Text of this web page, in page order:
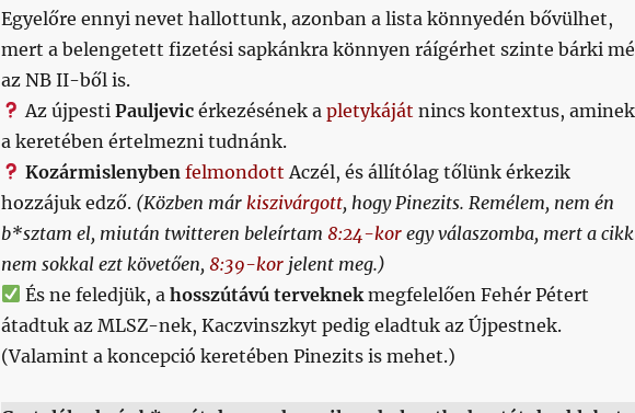
Egyelőre ennyi nevet hallottunk, azonban a lista könnyedén bővülhet,
mert a belengetett fizetési sapkánkra könnyen ráígérhet szinte bárki
az NB II-ből is.
Az újpestiPauljevic érkezésének apletykáját nincs kontextus, aminek
a keretében értelmezni tudnánk.
Kozármislenyben felmondott Aczél, és állítólag tőlünk érkezik
hozzájuk edző. (Közben már kiszivárgott, hogy Pinezits. Remélem, nem én
b*sztam el, miután twitteren beleírtam 8:24-koregy válaszomba, mert a cikk
nem sokkal ezt követően, 8:39-korjelent meg.)
És ne feledjük, ahosszútávú terveknek megfelelően Fehér Pétert
átadtuk az MLSZ-nek, Kaczvinszkyt pedig eladtuk az Újpestnek.
(Valamint a koncepció keretében Pinezits is mehet.)